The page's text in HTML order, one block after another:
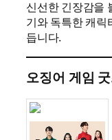
신선한 긴장감을
기와 독특한 캐릭
듭니다.
오징어 게임